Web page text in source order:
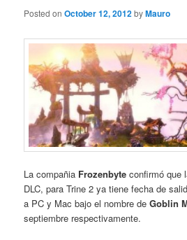
Posted onOctober 12, 2012byMauro
La compañia Frozenbyte confirmó que
DLC, para Trine 2 ya tiene fecha de
a PC y Mac bajo el nombre deGoblin
septiembre respectivamente.